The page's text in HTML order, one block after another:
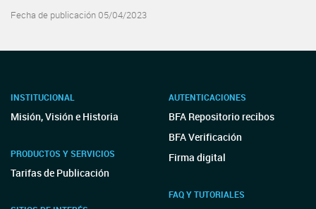
Fecha de publicación 05/04/2023
INSTITUCIONAL
Misión, Visión e Historia
PRODUCTOS Y SERVICIOS
Tarifas de Publicación
AUTENTICACIONES
BFA Repositorio recibos
BFA Verificación
Firma digital
FAQ Y TUTORIALES